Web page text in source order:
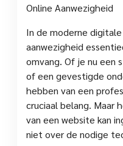
Online Aanwezigheid
In de moderne
aanwezigheid
omvang. Of je nu een
of een gevestigde
hebben van een
cruciaal belang. Maar
van een website kan
niet over de nodige